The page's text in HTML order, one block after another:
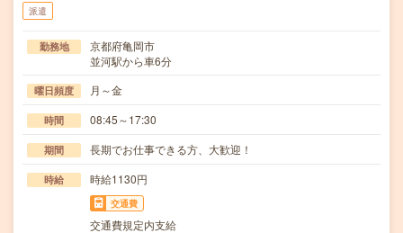
派遣
勤務地
京都府亀岡市
並河駅から車6分
曜日頻度 月～金
時間 08:45～17:30
期間 長期でお仕事できる方、大歓迎！
時給 時給1130円
交通費
交通費規定内支給